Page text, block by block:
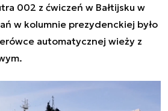
002 z ćwiczeń w Bałtijsku w
w kolumnie prezydenckiej było
automatycznej wieży z